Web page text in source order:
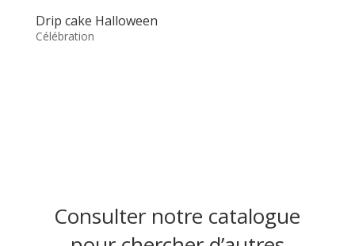
Drip cake Halloween
Célébration
Consulter notre catalogue